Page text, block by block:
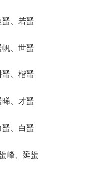
、若蜑
、世蜑
、楷蜑
、才蜑
、白蜑
峰、延蜑